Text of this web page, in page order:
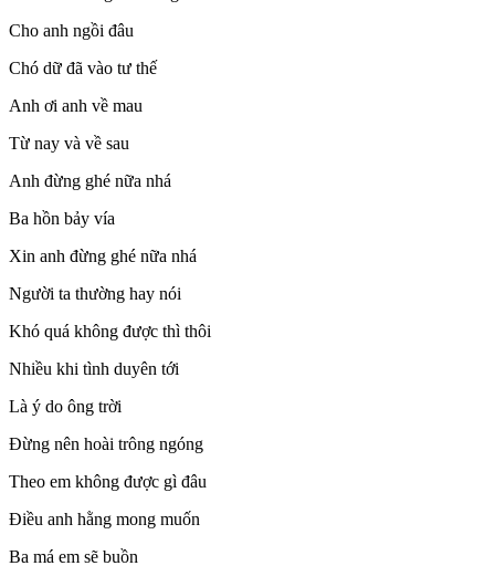
Cho anh ngồi đâu
Chó dữ đã vào tư thế
Anh ơi anh về mau
Từ nay và về sau
Anh đừng ghé nữa nhá
Ba hồn bảy vía
Xin anh đừng ghé nữa nhá
Người ta thường hay nói
Khó quá không được thì thôi
Nhiều khi tình duyên tới
Là ý do ông trời
Đừng nên hoài trông ngóng
Theo em không được gì đâu
Điều anh hằng mong muốn
Ba má em sẽ buồn